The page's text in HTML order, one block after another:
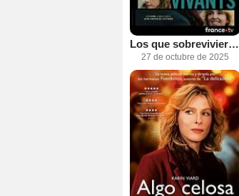
Los que sobrevivieron
27 de octubre de 2025